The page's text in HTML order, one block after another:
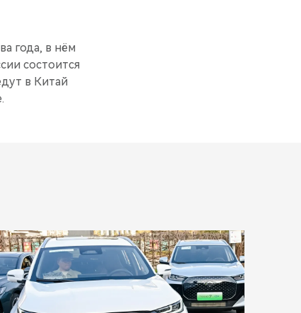
года, в нём
состоится
в Китай